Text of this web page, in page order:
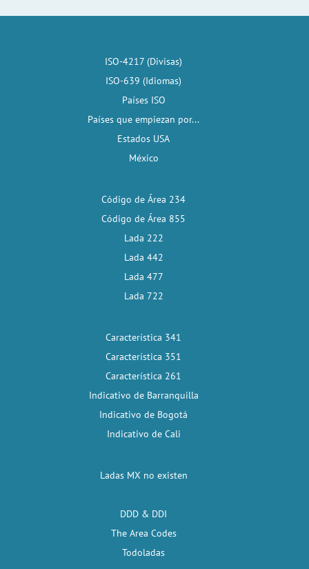
ISO-4217 (Divisas)
ISO-639 (Idiomas)
Países ISO
Países que empiezan por...
Estados USA
México
Código de Área 234
Código de Área 855
Lada 222
Lada 442
Lada 477
Lada 722
Característica 341
Característica 351
Característica 261
Indicativo de Barranquilla
Indicativo de Bogotá
Indicativo de Cali
Ladas MX no existen
DDD & DDI
The Area Codes
Todoladas